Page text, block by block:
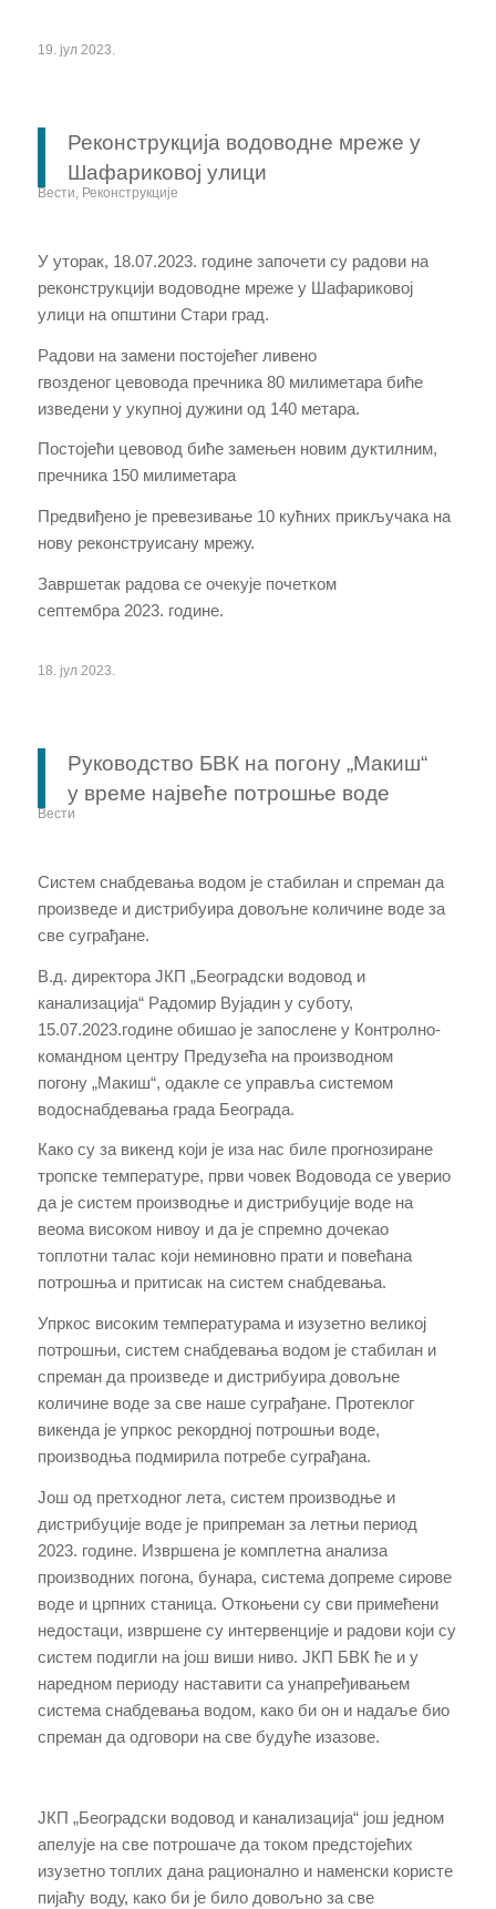
19. јул 2023.
Реконструкција водоводне мреже у
Шафариковој улици
Вести, Реконструкције
У уторак, 18.07.2023. године започети сурадови на
реконструкцији водоводне мреже у Шафариковој
улицина општини Стари град.
Радови на замени постојећег ливено
гвозденог цевовода пречника 80 милиметара биће
изведени у укупнојдужини од 140метара.
Постојећи цевовод биће замењен новим дуктилним,
пречника 150 милиметара
Предвиђено је превезивање 10 кућних прикључака на
нову реконструисану мрежу.
Завршетак радова се очекује почетком
септембра 2023. године.
18. јул 2023.
Руководство БВК на погону „Макиш“
у време највеће потрошње воде
Вести
Систем снабдевања водом је стабилан и спреман да
произведе и дистрибуира довољне количине воде за
све суграђане.
В.д. директора ЈКП „Београдски водовод и
канализација“ Радомир Вујадин у суботу,
15.07.2023.године обишао је запослене у Контролно-
командном центру Предузећа на производном
погону „Макиш“, одакле се управља системом
водоснабдевања града Београда.
Како су за викенд који је иза нас биле прогнозиране
тропске температуре, први човек Водовода се уверио
да је систем производње и дистрибуције воде на
веома високом нивоу и да је спремно дочекао
топлотни талас који неминовно прати и повећана
потрошња и притисак на систем снабдевања.
Упркос високим температурама и изузетно великој
потрошњи, систем снабдевања водом је стабилан и
спреман да произведе и дистрибуира довољне
количине воде за све наше суграђане. Протеклог
викенда је упркос рекордној потрошњи воде,
производња подмирила потребе суграђана.
Још од претходног лета, систем производње и
дистрибуције воде је припреман за летњи период
2023. године. Извршена је комплетна анализа
производних погона, бунара, система допреме сирове
воде и црпних станица. Откоњени су сви примећени
недостаци, извршене су интервенције и радови који су
систем подигли на још виши ниво. ЈКП БВК ће и у
наредном периоду наставити са унапређивањем
система снабдевања водом, како би он и надаље био
спреман да одговори на све будуће изазове.
ЈКП „Београдски водовод и канализација“ још једном
апелује на све потрошаче да током предстојећих
изузетно топлих дана рационално и наменски користе
пијаћу воду, како би је било довољно за све